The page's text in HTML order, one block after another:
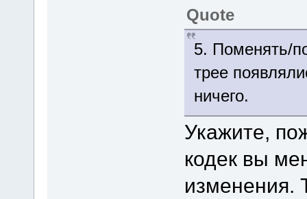
Quote
5. Поменять/
трее
ничего.
Укажите,
кодек вы
изменения.